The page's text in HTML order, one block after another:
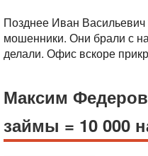
Позднее Иван Васильевич
мошенники. Они брали с
делали. Офис вскоре
Максим
займы = 10 000